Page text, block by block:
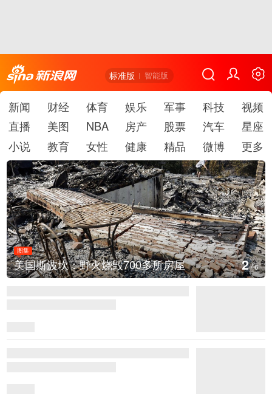
标准版 智能版
新闻 财经 体育 娱乐 军事 科技
视频
直播
美图 NBA 房产 股票 汽车
星座
小说
教育 女性 健康 精品 微博 更多
图集
美国斯波坎：野火烧毁700多所房屋 2/6